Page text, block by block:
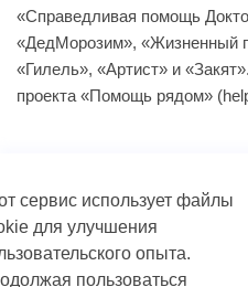
«Справедливая помощь
«ДедМорозим», «Жизненный
«Гилель», «Артист» и
проекта «Помощь рядом»
сервис использует файлы
для улучшения
опыта.
пользоваться